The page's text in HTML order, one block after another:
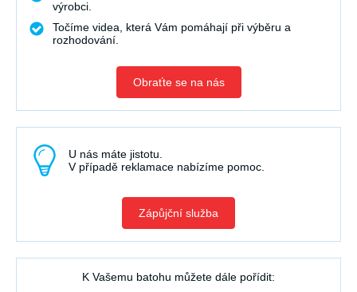
výrobci.
Točíme videa, která Vám pomáhají při výběru a
rozhodování.
Obraťte se na nás
U nás máte jistotu.
V případě reklamace nabízíme pomoc.
Zápůjční služba
K Vašemu batohu můžete dále pořídit: